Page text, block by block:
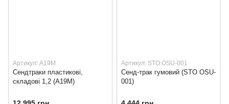
Артикул: A19M
Сендтраки пластикові,
складові 1,2 (A19M)
Артикул: STO OSU-001
Сенд-трак гумовий (STO OSU-
001)